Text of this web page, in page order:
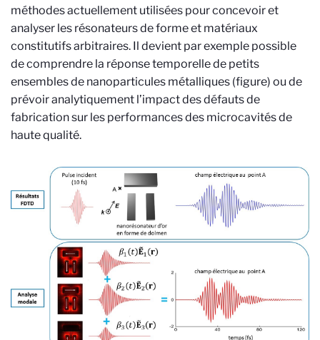
méthodes actuellement utilisées pour concevoir et
analyser les résonateurs de forme et matériaux
constitutifs arbitraires. Il devient par exemple possible
de comprendre la réponse temporelle de petits
ensembles de nanoparticules métalliques (figure) ou de
prévoir analytiquement l’impact des défauts de
fabrication sur les performances des microcavités de
haute qualité.